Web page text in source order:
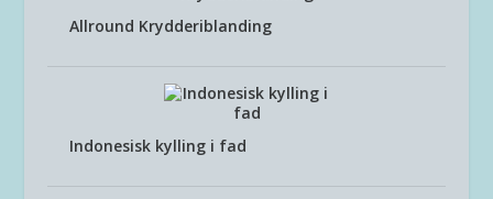
Allround Krydderiblanding
Indonesisk kylling i fad